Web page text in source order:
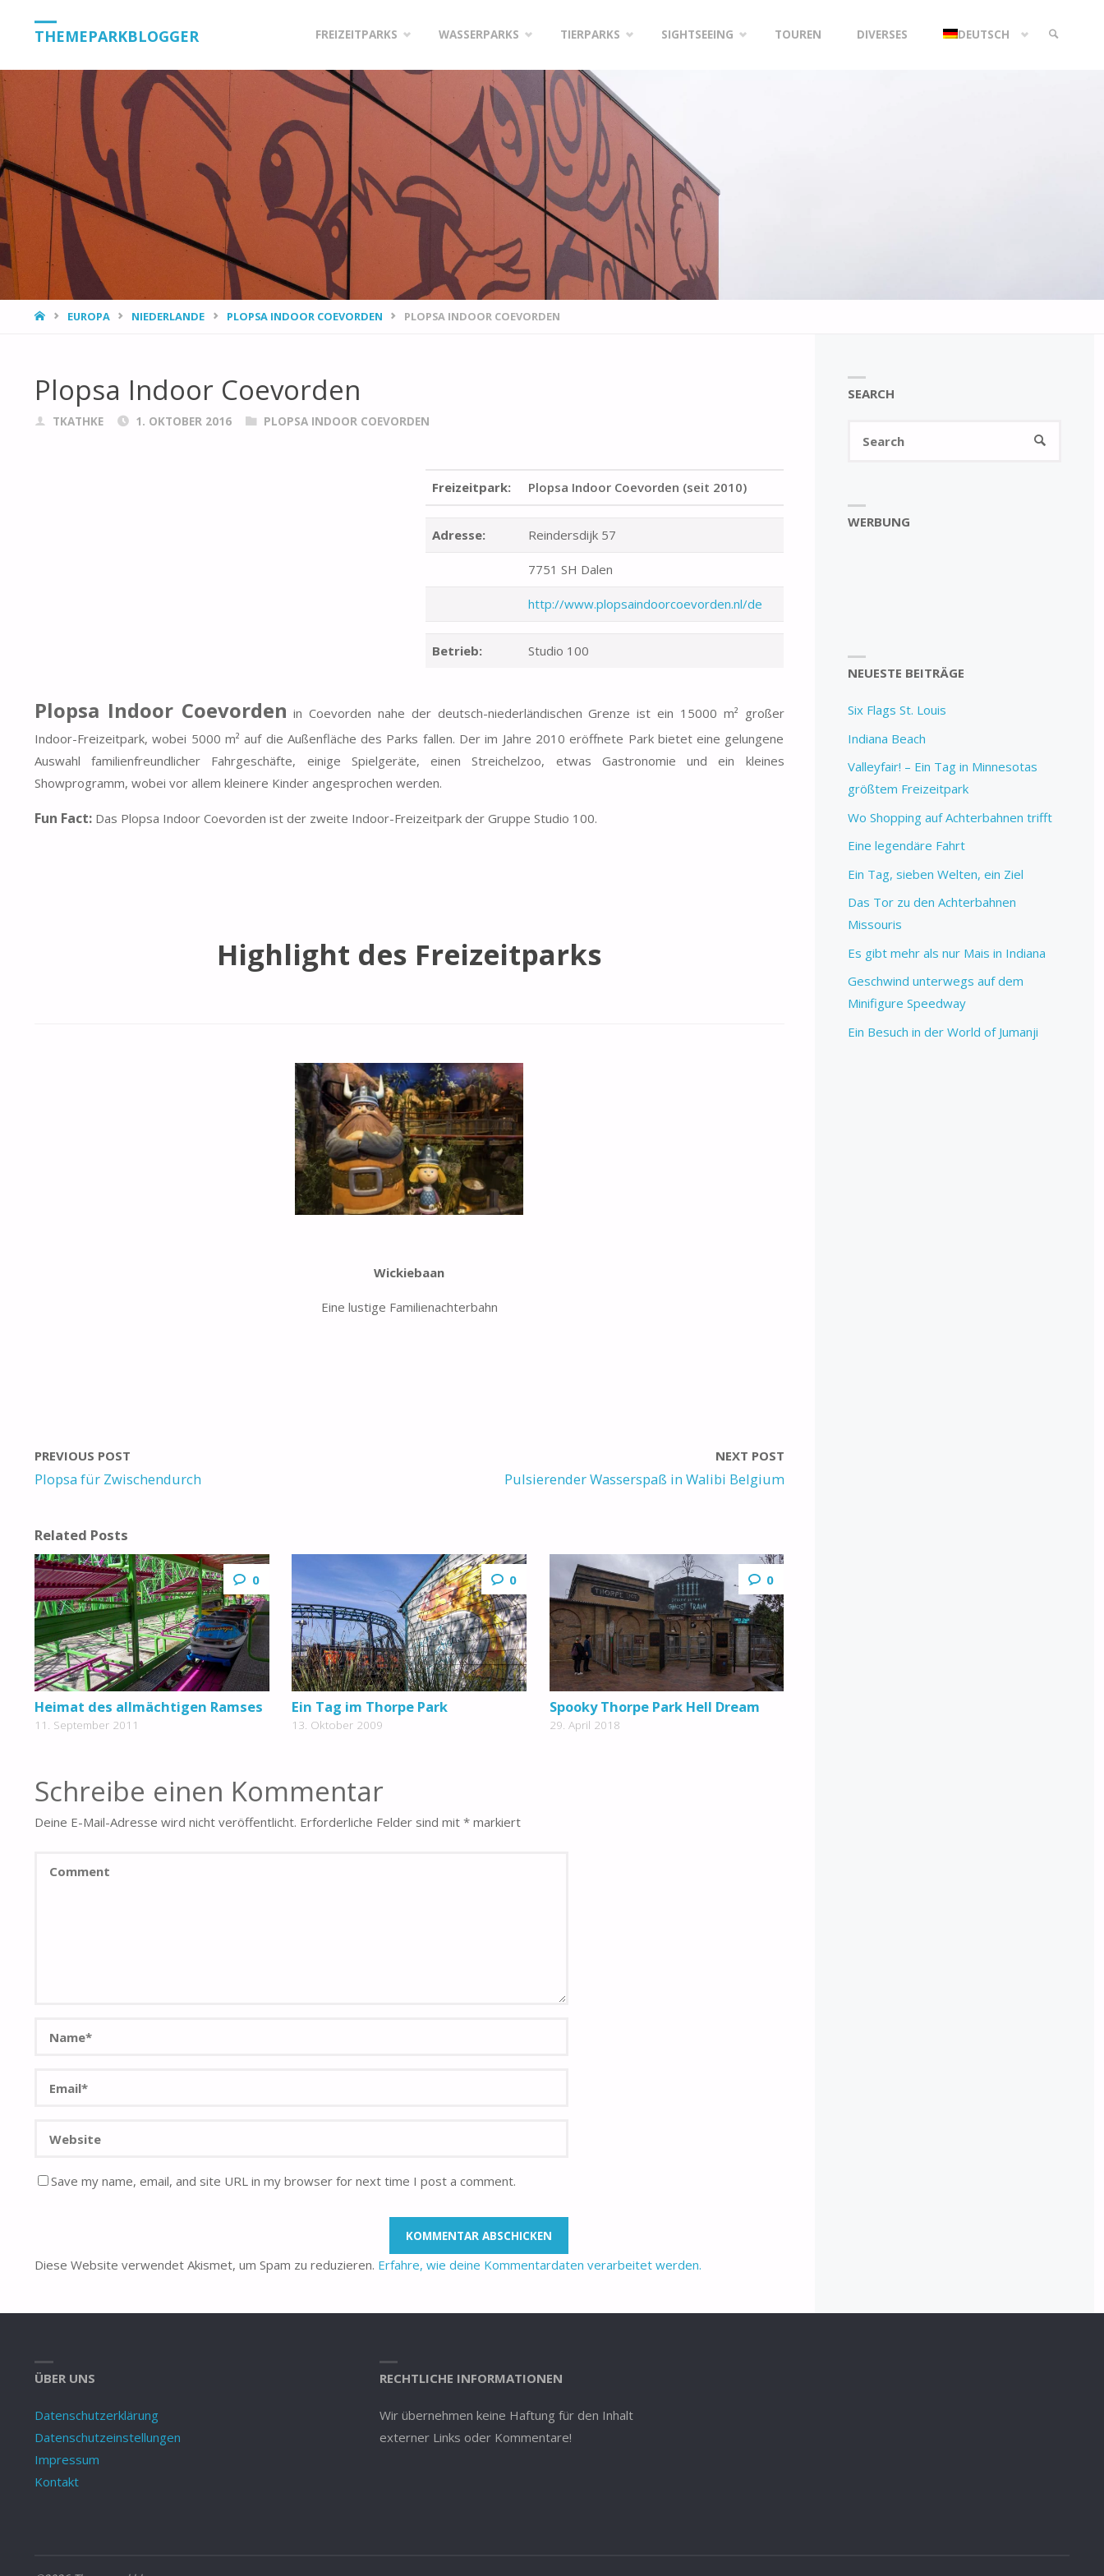
THEMEPARKBLOGGER
content
FREIZEITPARKS WASSERPARKS TIERPARKS SIGHTSEEING TOUREN DIVERSES DEUTSCH
HOMEEUROPA NIEDERLANDE PLOPSA INDOOR COEVORDEN PLOPSA INDOOR COEVORDEN
Plopsa Indoor Coevorden
TKATHKE 1. OKTOBER 2016 PLOPSA INDOOR COEVORDEN
Freizeitpark: Plopsa Indoor Coevorden (seit 2010)
Adresse: Reindersdijk 57
7751 SH Dalen
http://www.plopsaindoorcoevorden.nl/de
Betrieb: Studio 100
Plopsa Indoor Coevorden in Coevorden nahe der deutsch-niederländischen Grenze ist ein 15000 m² großer
Indoor-Freizeitpark, wobei 5000 m² auf die Außenfläche des Parks fallen. Der im Jahre 2010 eröffnete Park bietet eine gelungene
Auswahl familienfreundlicher Fahrgeschäfte, einige Spielgeräte, einen Streichelzoo, etwas Gastronomie und ein kleines
Showprogramm, wobei vor allem kleinere Kinder angesprochen werden.
Fun Fact: Das Plopsa Indoor Coevorden ist der zweite Indoor-Freizeitpark der Gruppe Studio 100.
Highlight des Freizeitparks
Wickiebaan
Eine lustige Familienachterbahn
PREVIOUS POST
Plopsa für Zwischendurch
NEXT POST
Pulsierender Wasserspaß in Walibi Belgium
Related Posts
0
Heimat des allmächtigen Ramses
11. September 2011
0
Ein Tag im Thorpe Park
13. Oktober 2009
0
Spooky Thorpe Park Hell Dream
29. April 2018
Schreibe einen Kommentar
Deine E-Mail-Adresse wird nicht veröffentlicht. Erforderliche Felder sind mit * markiert
Save my name, email, and site URL in my browser for next time I post a comment.
Diese Website verwendet Akismet, um Spam zu reduzieren. Erfahre, wie deine Kommentardaten verarbeitet werden.
SEARCH
SEARCH
WERBUNG
NEUESTE BEITRÄGE
Six Flags St. Louis
Indiana Beach
Valleyfair! – Ein Tag in Minnesotas
größtem Freizeitpark
Wo Shopping auf Achterbahnen trifft
Eine legendäre Fahrt
Ein Tag, sieben Welten, ein Ziel
Das Tor zu den Achterbahnen
Missouris
Es gibt mehr als nur Mais in Indiana
Geschwind unterwegs auf dem
Minifigure Speedway
Ein Besuch in der World of Jumanji
ÜBER UNS
Datenschutzerklärung
Datenschutzeinstellungen
Impressum
Kontakt
RECHTLICHE INFORMATIONEN
Wir übernehmen keine Haftung für den Inhalt
externer Links oder Kommentare!